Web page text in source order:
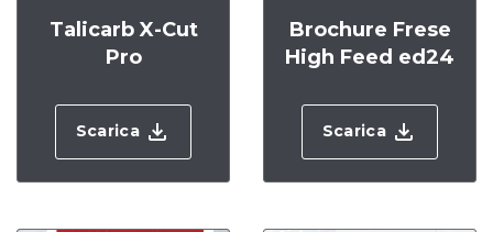
Talicarb X-Cut
Pro
Scarica
Brochure Frese
High Feed ed24
Scarica